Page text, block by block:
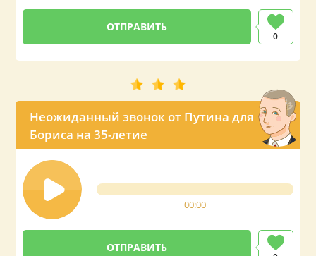
0
Неожиданный звонок от Путина для
Бориса на 35-летие
00:00